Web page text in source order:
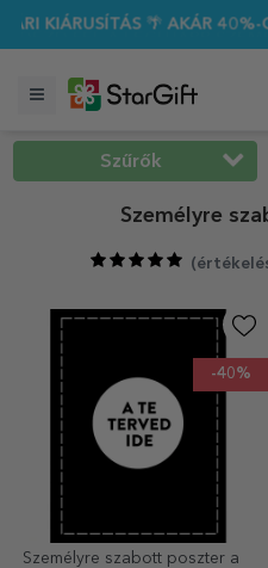
40%-OS KEDVEZMÉNY
Szűrők
Személyre
(
-40%
Személyre szabott poszter a